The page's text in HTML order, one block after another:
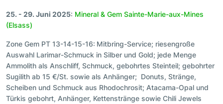
25. - 29. Juni 2025: Mineral & Gem Sainte-Marie-aux-Mines
(Elsass)
Zone Gem PT 13-14-15-16: Mitbring-Service; riesengroße
Auswahl Larimar-Schmuck in Silber und Gold; jede Menge
Ammolith als Anschliff, Schmuck, gebohrtes Steinteil; gebohrter
Sugilith ab 15 €/St. sowie als Anhänger; Donuts, Stränge,
Scheiben und Schmuck aus Rhodochrosit; Atacama-Opal und
Türkis gebohrt, Anhänger, Kettenstränge sowie Chili Jewels